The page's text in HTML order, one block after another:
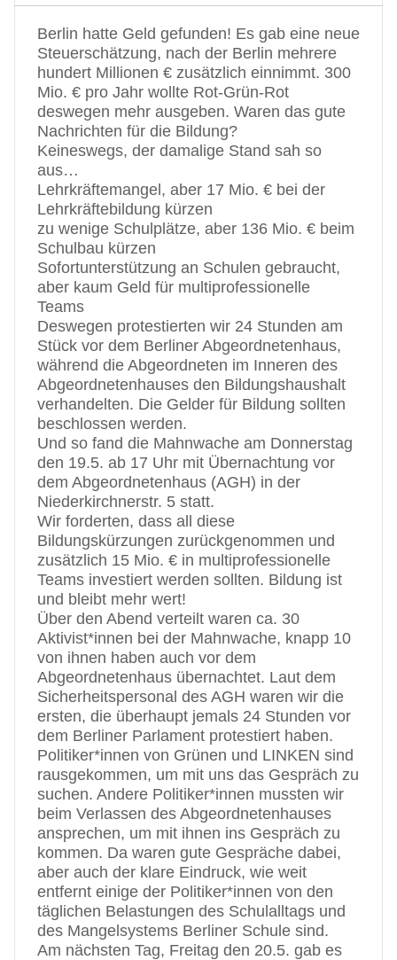
Berlin hatte Geld gefunden! Es gab eine neue
Steuerschätzung, nach der Berlin mehrere
hundert Millionen € zusätzlich einnimmt. 300
Mio. € pro Jahr wollte Rot-Grün-Rot
deswegen mehr ausgeben. Waren das gute
Nachrichten für die Bildung?
Keineswegs, der damalige Stand sah so
aus…
Lehrkräftemangel, aber 17 Mio. € bei der
Lehrkräftebildung kürzen
zu wenige Schulplätze, aber 136 Mio. € beim
Schulbau kürzen
Sofortunterstützung an Schulen gebraucht,
aber kaum Geld für multiprofessionelle
Teams
Deswegen protestierten wir 24 Stunden am
Stück vor dem Berliner Abgeordnetenhaus,
während die Abgeordneten im Inneren des
Abgeordnetenhauses den Bildungshaushalt
verhandelten. Die Gelder für Bildung sollten
beschlossen werden.
Und so fand die Mahnwache am Donnerstag
den 19.5. ab 17 Uhr mit Übernachtung vor
dem Abgeordnetenhaus (AGH) in der
Niederkirchnerstr. 5 statt.
Wir forderten, dass all diese
Bildungskürzungen zurückgenommen und
zusätzlich 15 Mio. € in multiprofessionelle
Teams investiert werden sollten. Bildung ist
und bleibt mehr wert!
Über den Abend verteilt waren ca. 30
Aktivist*innen bei der Mahnwache, knapp 10
von ihnen haben auch vor dem
Abgeordnetenhaus übernachtet. Laut dem
Sicherheitspersonal des AGH waren wir die
ersten, die überhaupt jemals 24 Stunden vor
dem Berliner Parlament protestiert haben.
Politiker*innen von Grünen und LINKEN sind
rausgekommen, um mit uns das Gespräch zu
suchen. Andere Politiker*innen mussten wir
beim Verlassen des Abgeordnetenhauses
ansprechen, um mit ihnen ins Gespräch zu
kommen. Da waren gute Gespräche dabei,
aber auch der klare Eindruck, wie weit
entfernt einige der Politiker*innen von den
täglichen Belastungen des Schulalltags und
des Mangelsystems Berliner Schule sind.
Am nächsten Tag, Freitag den 20.5. gab es